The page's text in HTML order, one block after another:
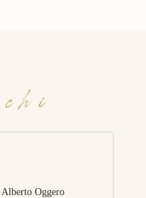
Oggero